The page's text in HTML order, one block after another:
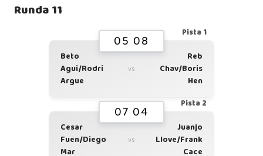
Runda 11
Pista 1
05 08
Beto
Agui/Rodri
Argue
vs
Reb
Chav/Boris
Hen
Pista 2
07 04
Cesar
Fuen/Diego
Mar
vs
Juanjo
Llove/Frank
Cace